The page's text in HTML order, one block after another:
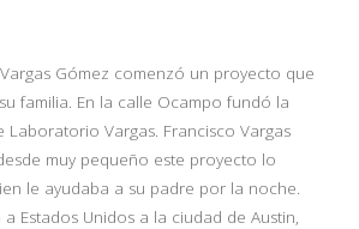
Gómez comenzó un proyecto que
familia. En la calle Ocampo fundó la
Laboratorio Vargas. Francisco Vargas
muy pequeño este proyecto lo
le ayudaba a su padre por la noche.
Estados Unidos a la ciudad de Austin,